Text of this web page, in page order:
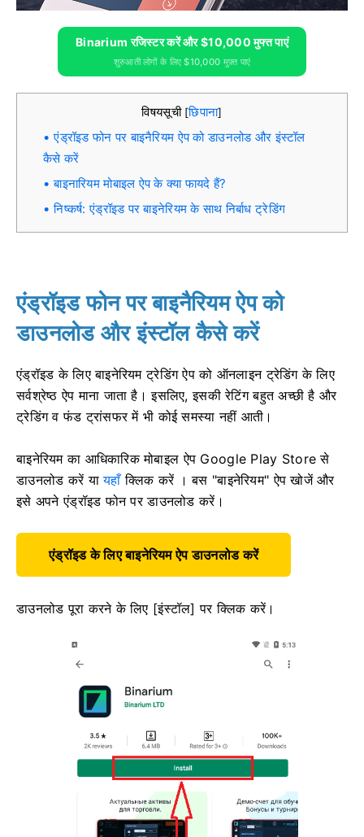
Binarium रजिस्टर करें और $10,000 मुफ्त पाएं
शुरुआती लोगों के लिए $10,000 मुफ़्त पाएं
विषयसूची [छिपाना]
एंड्रॉइड फोन पर बाइनैरियम ऐप को डाउनलोड और इंस्टॉल
कैसे करें
बाइनारियम मोबाइल ऐप के क्या फायदे हैं?
निष्कर्ष: एंड्रॉइड पर बाइनेरियम के साथ निर्बाध ट्रेडिंग
एंड्रॉइड फोन पर बाइनैरियम ऐप को
डाउनलोड और इंस्टॉल कैसे करें
एंड्रॉइड के लिए बाइनेरियम ट्रेडिंग ऐप को ऑनलाइन ट्रेडिंग के लिए
सर्वश्रेष्ठ ऐप माना जाता है। इसलिए, इसकी रेटिंग बहुत अच्छी है और
ट्रेडिंग व फंड ट्रांसफर में भी कोई समस्या नहीं आती।
बाइनेरियम का आधिकारिक मोबाइल ऐप Google Play Store से
डाउनलोड करें यायहाँक्लिक करें । बस "बाइनेरियम" ऐप खोजें और
इसे अपने एंड्रॉइड फोन पर डाउनलोड करें।
एंड्रॉइड के लिए बाइनेरियम ऐप डाउनलोड करें
डाउनलोड पूरा करने के लिए [इंस्टॉल] पर क्लिक करें।